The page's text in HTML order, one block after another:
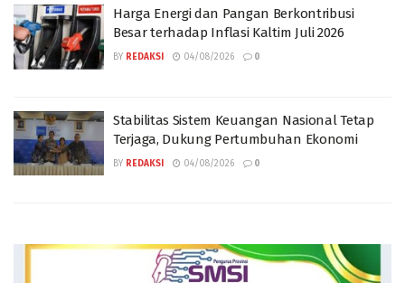
Harga Energi dan Pangan Berkontribusi
Besar terhadap Inflasi Kaltim Juli 2026
BY REDAKSI 04/08/2026 0
Stabilitas Sistem Keuangan Nasional Tetap
Terjaga, Dukung Pertumbuhan Ekonomi
BY REDAKSI 04/08/2026 0